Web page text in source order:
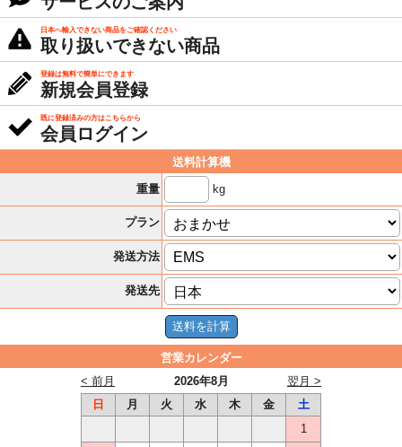
日本へ輸入できない商品をご確認ください
取り扱いできない商品
登録は無料で簡単にできます
新規会員登録
既に登録済みの方はこちらから
会員ログイン
送料計算機
重量
kg
プラン
発送方法
発送先
営業カレンダー
2026年8月
< 前月
翌月 >
日
月 火 水 木 金
土
1